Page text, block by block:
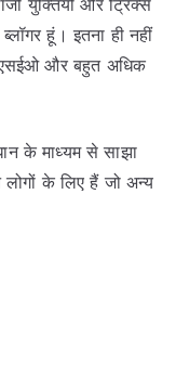
युक्तियों और ट्रिक्स
हूं। इतना ही नहीं
एसईओ और बहुत अधिक
के माध्यम से साझा
लोगों के लिए हैं जो अन्य